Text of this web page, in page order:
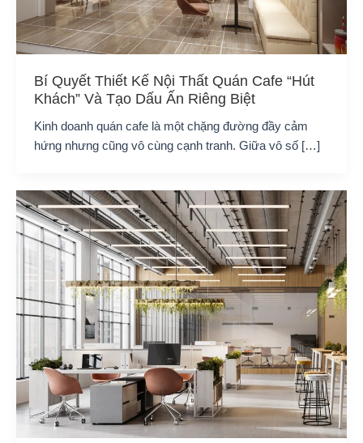
Bí Quyết Thiết Kế Nội Thất Quán Cafe “Hút
Khách” Và Tạo Dấu Ấn Riêng Biệt
Kinh doanh quán cafe là một chặng đường đầy cảm
hứng nhưng cũng vô cùng cạnh tranh. Giữa vô số […]